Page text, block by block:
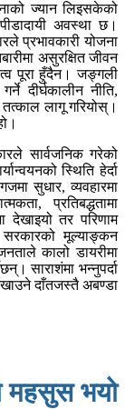
ज्यान लिइसकेको
अवस्था छ।
प्रभावकारी योजना
असुरक्षित जीवन
पूरा हुँदैन। जङ्गली
दीर्घकालीन नीति,
तत्काल लागू गरियोस्।
सार्वजनिक गरेको
स्थिति हेर्दा
सुधार, व्यवहारमा
प्रतिबद्धतामा
तर परिणाम
मूल्याङ्कन
कालो डायरीमा
साराशंमा भन्नुपर्दा
दाँतजस्तै अबण्डा
महसुस भयो